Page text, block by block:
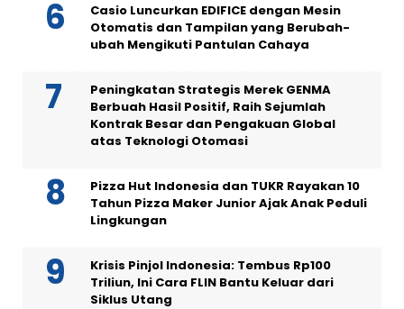
Casio Luncurkan EDIFICE dengan Mesin
Otomatis dan Tampilan yang Berubah-
ubah Mengikuti Pantulan Cahaya
Peningkatan Strategis Merek GENMA
Berbuah Hasil Positif, Raih Sejumlah
Kontrak Besar dan Pengakuan Global
atas Teknologi Otomasi
Pizza Hut Indonesia dan TUKR Rayakan 10
Tahun Pizza Maker Junior Ajak Anak Peduli
Lingkungan
Krisis Pinjol Indonesia: Tembus Rp100
Triliun, Ini Cara FLIN Bantu Keluar dari
Siklus Utang